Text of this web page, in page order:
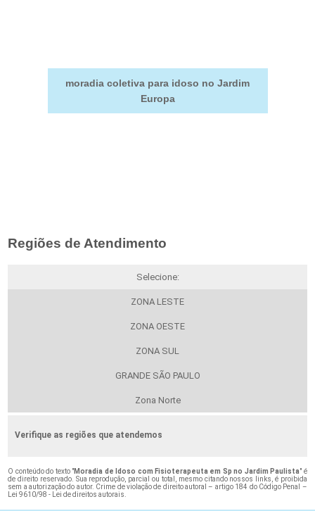
moradia coletiva para idoso no Jardim
Europa
Regiões de Atendimento
Selecione:
ZONA LESTE
ZONA OESTE
ZONA SUL
GRANDE SÃO PAULO
Zona Norte
Verifique as regiões que atendemos
O conteúdo do texto "Moradia de Idoso com Fisioterapeuta em Sp no Jardim Paulista" é
de direito reservado. Sua reprodução, parcial ou total, mesmo citando nossos links, é proibida
sem a autorização do autor. Crime de violação de direito autoral – artigo 184 do Código Penal –
Lei 9610/98 - Lei de direitos autorais